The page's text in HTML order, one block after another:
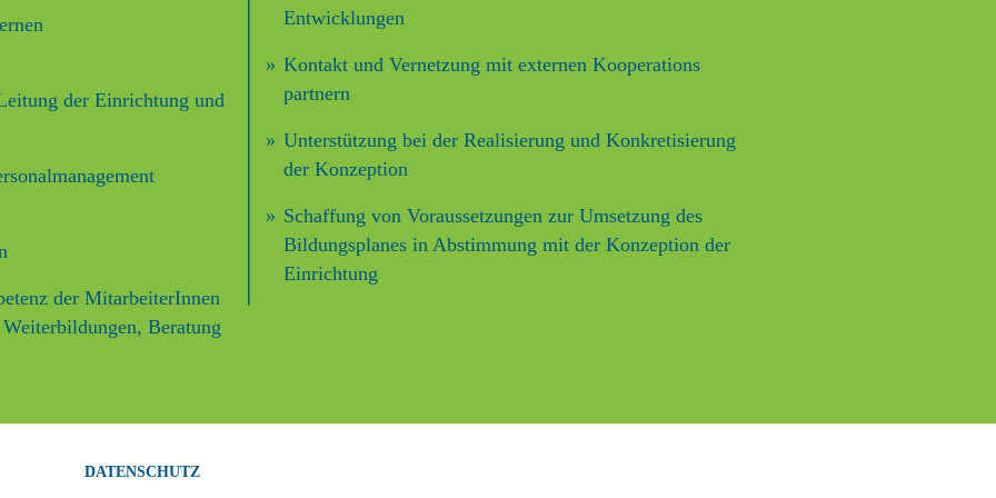
der Einrichtung und
der MitarbeiterInnen
Beratung
Entwicklungen
Kontakt und Vernetzung mit externen Kooperations
partnern
Unterstützung bei der Realisierung und Konkretisierung
der Konzeption
Schaffung von Voraussetzungen zur Umsetzung des
Bildungsplanes in Abstimmung mit der Konzeption der
Einrichtung
DATENSCHUTZ